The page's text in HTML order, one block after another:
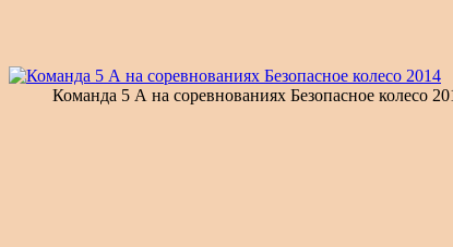
Команда 5 А на соревнованиях Безопасное колесо